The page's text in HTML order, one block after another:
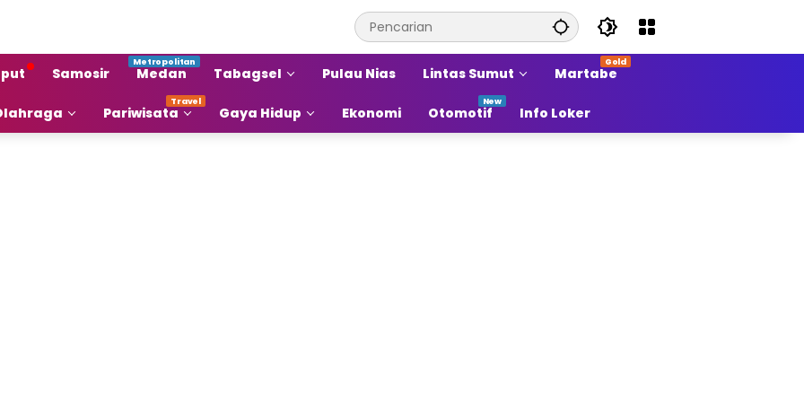
Samosir Medan Tabagsel Pulau Nias Lintas Sumut Martabe
Pariwisata Gaya Hidup Ekonomi Otomotif Info Loker